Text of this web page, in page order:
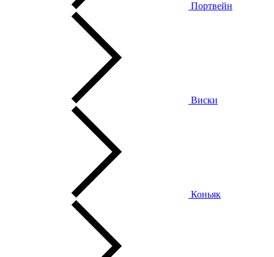
Портвейн
Виски
Коньяк